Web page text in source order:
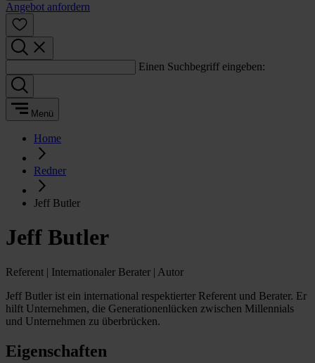
Angebot anfordern
Einen Suchbegriff eingeben:
Menü
Home
Redner
Jeff Butler
Jeff Butler
Referent | Internationaler Berater | Autor
Jeff Butler ist ein international respektierter Referent und Berater. Er
hilft Unternehmen, die Generationenlücken zwischen Millennials
und Unternehmen zu überbrücken.
Eigenschaften